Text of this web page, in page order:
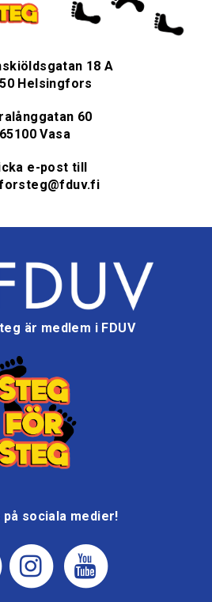
18 A
Helsingfors
60
65100 Vasa
e-post till
är medlem i FDUV
på sociala medier!